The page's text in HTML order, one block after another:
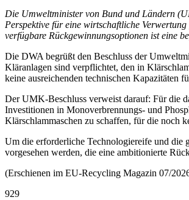
Die Umweltminister von Bund und Ländern
Perspektive für eine wirtschaftliche
verfügbare Rückgewinnungsoptionen ist eine
Die DWA begrüßt den Beschluss der
Kläranlagen sind verpflichtet, den in
keine ausreichenden technischen Kapazitäten
Der UMK-Beschluss verweist darauf: Für die
Investitionen in Monoverbrennungs- und
Klärschlammaschen zu schaffen, für die noch
Um die erforderliche Technologiereife und die
vorgesehen werden, die eine ambitionierte
(Erschienen im EU-Recycling Magazin 07/
929